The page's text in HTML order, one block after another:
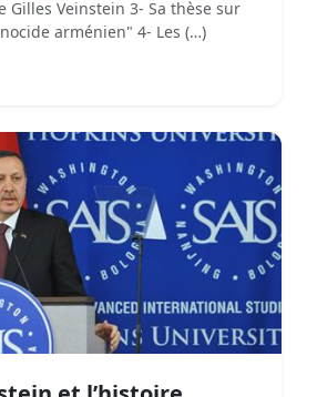
Gilles Veinstein 3- Sa thèse sur
arménien" 4- Les (…)